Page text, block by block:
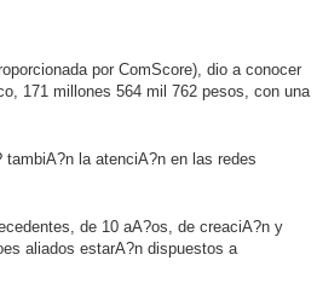
por ComScore), dio a conocer
171 millones 564 mil 762 pesos, con una
la atenciA?n en las redes
de 10 aA?os, de creaciA?n y
aliados estarA?n dispuestos a